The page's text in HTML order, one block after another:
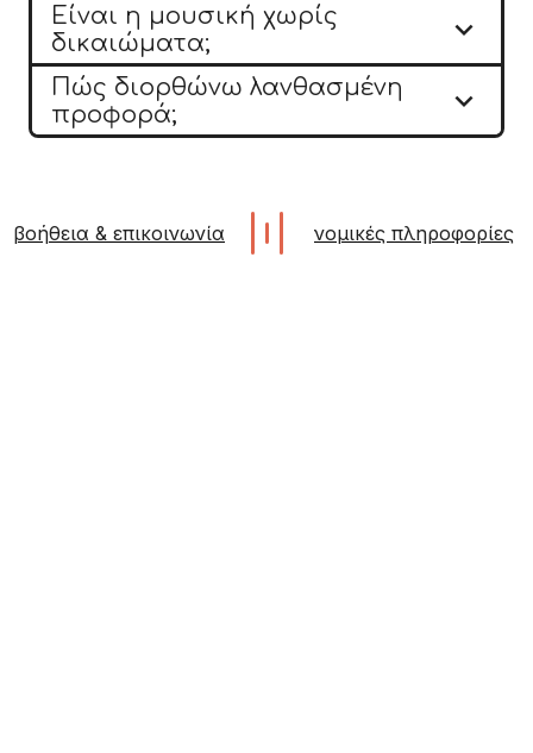
Είναι η μουσική χωρίς
δικαιώματα;

Πώς διορθώνω λανθασμένη
προφορά;

βοήθεια & επικοινωνία νομικές πληροφορίες